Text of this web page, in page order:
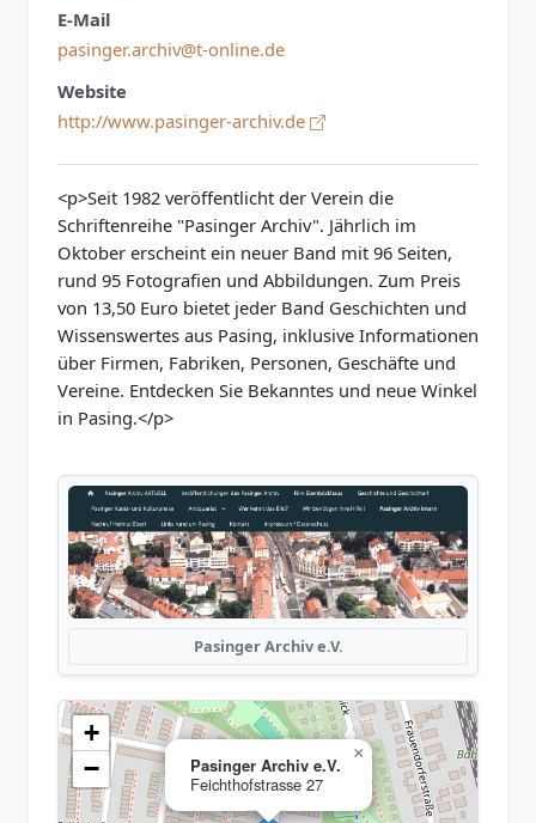
E-Mail
pasinger.archiv@t-online.de
Website
http://www.pasinger-archiv.de
<p>Seit 1982 veröffentlicht der Verein die
Schriftenreihe "Pasinger Archiv". Jährlich im
Oktober erscheint ein neuer Band mit 96 Seiten,
rund 95 Fotografien und Abbildungen. Zum Preis
von 13,50 Euro bietet jeder Band Geschichten und
Wissenswertes aus Pasing, inklusive Informationen
über Firmen, Fabriken, Personen, Geschäfte und
Vereine. Entdecken Sie Bekanntes und neue Winkel
in Pasing.</p>
Pasinger Archiv e.V.
Pasinger Archiv e.V.
Feichthofstrasse 27
×
+
−